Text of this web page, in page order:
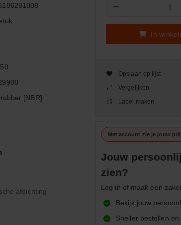
[NBR]
afdichting
−
In
Opslaan op lijst
Vergelijken
Label maken
Met account zie je jouw
Jouw
zien?
Log in of maak een
Bekijk jouw
Sneller bestellen en